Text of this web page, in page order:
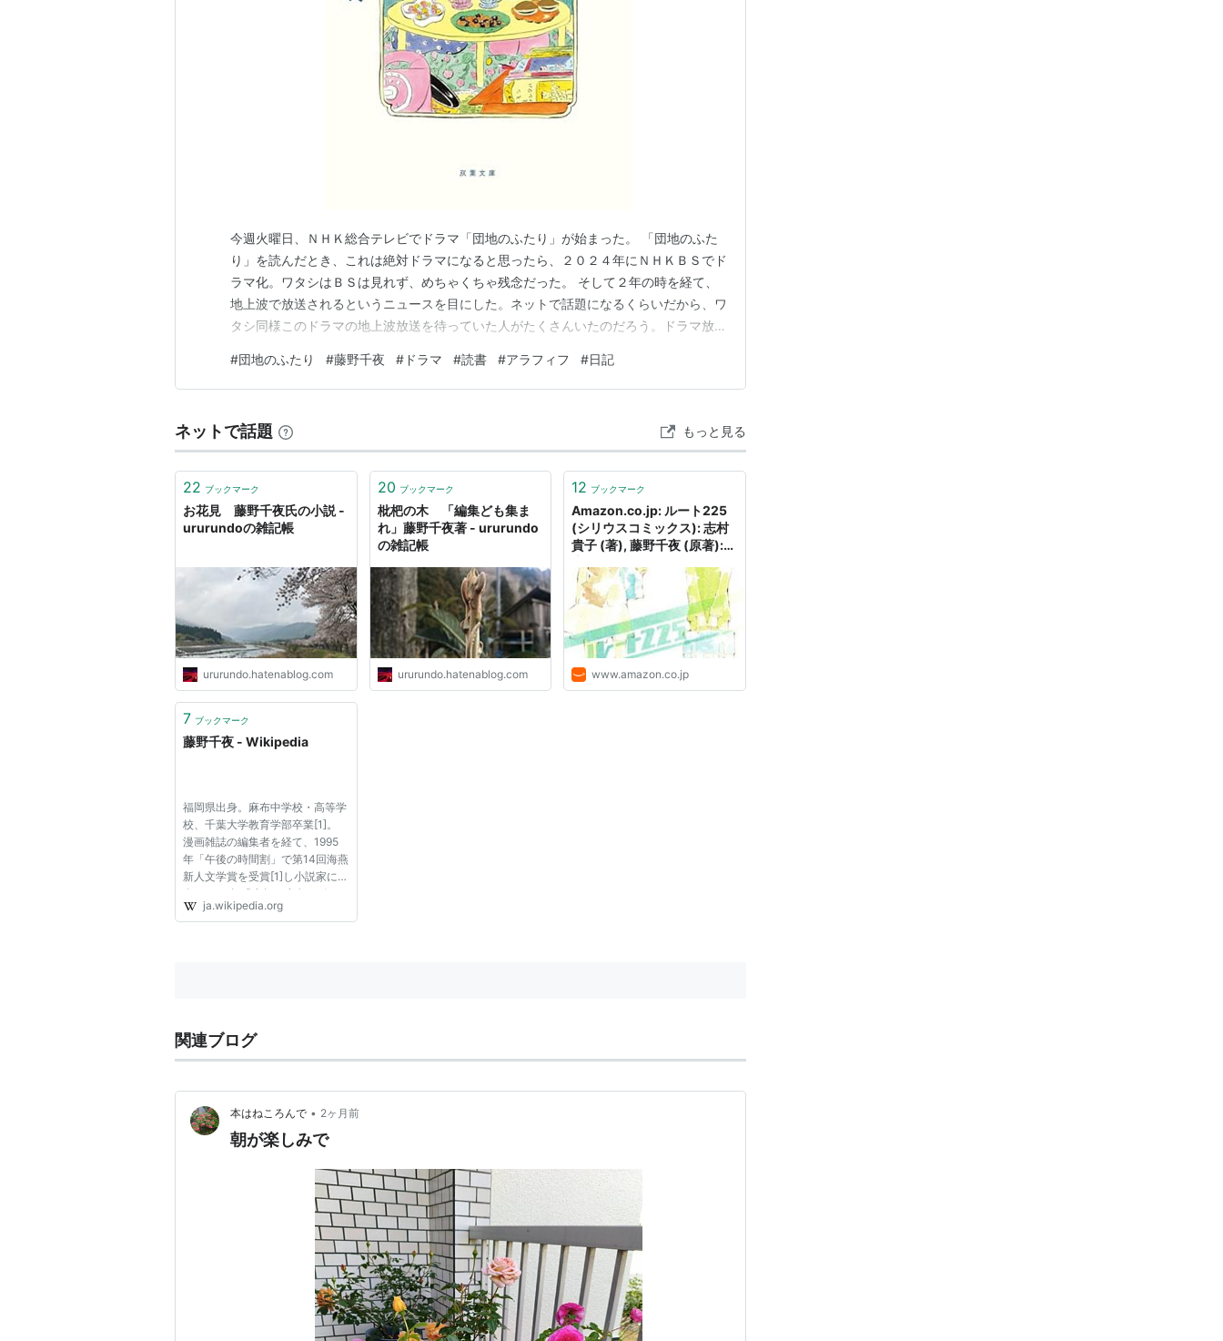
今週火曜日、ＮＨＫ総合テレビでドラマ「団地のふたり」が始まった。 「団地のふた
り」を読んだとき、これは絶対ドラマになると思ったら、２０２４年にＮＨＫＢＳでド
ラマ化。ワタシはＢＳは見れず、めちゃくちゃ残念だった。 そして２年の時を経て、
地上波で放送されるというニュースを目にした。ネットで話題になるくらいだから、ワ
タシ同様このドラマの地上波放送を待っていた人がたくさんいたのだろう。ドラマ放送
日、かみしめるように楽しんで視聴。 ああ、やっぱり、なんかいいなあ、この物語、
このキャスティング。小泉今日子と小林聡美の自然体で年齢…
#団地のふたり #藤野千夜 # ドラマ #読書 #アラフィフ #日記
ネットで話題 もっと見る
22 ブックマーク
お花見 藤野千夜氏の小説 -
ururundoの雑記帳
ururundo.hatenablog.com
20 ブックマーク
枇杷の木 「編集ども集ま
れ」藤野千夜著 - ururundo
の雑記帳
ururundo.hatenablog.com
12 ブックマーク
Amazon.co.jp: ルート225
(シリウスコミックス): 志村
貴子 (著), 藤野千夜 (原著):
www.amazon.co.jp
7 ブックマーク
藤野千夜 - Wikipedia
福岡県出身。麻布中学校・高等学
校、千葉大学教育学部卒業[1]。
漫画雑誌の編集者を経て、1995
年「午後の時間割」で第14回海燕
新人文学賞を受賞[1]し小説家に転
身。1996年『少年と少女のポル
カ』で第18回野間文芸新人賞候
ja.wikipedia.org
関連ブログ
本はねころんで • 2ヶ月前
朝が楽しみで